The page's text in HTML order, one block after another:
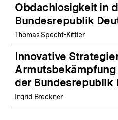
Obdachlosigkeit in
Bundesrepublik
Thomas Specht-Kittler
Innovative
Armutsbekämpfung
der Bundesrepublik
Ingrid Breckner